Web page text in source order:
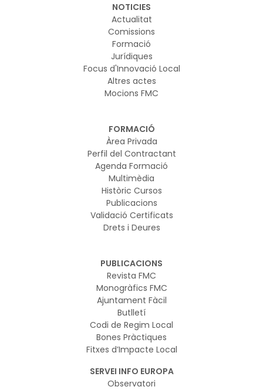
NOTICIES
Actualitat
Comissions
Formació
Jurídiques
Focus d'Innovació Local
Altres actes
Mocions FMC
FORMACIÓ
Àrea Privada
Perfil del Contractant
Agenda Formació
Multimèdia
Històric Cursos
Publicacions
Validació Certificats
Drets i Deures
PUBLICACIONS
Revista FMC
Monogràfics FMC
Ajuntament Fàcil
Butlletí
Codi de Regim Local
Bones Pràctiques
Fitxes d’Impacte Local
SERVEI INFO EUROPA
Observatori